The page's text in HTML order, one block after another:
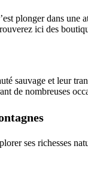
plonger dans
ici des
sauvage et leur
de nombreuses
ses richesses